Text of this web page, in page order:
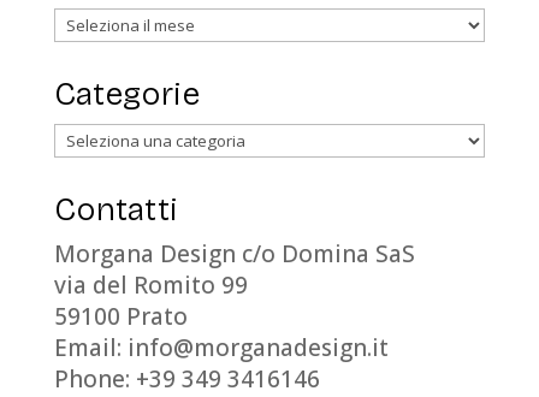
Archivi
Categorie
Categorie
Contatti
Morgana Design c/o Domina SaS
via del Romito 99
59100 Prato
Email: info@morganadesign.it
Phone: +39 349 3416146